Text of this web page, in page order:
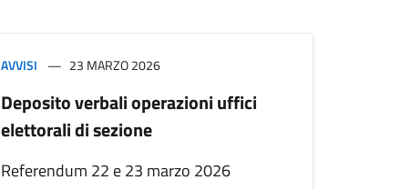
AVVISI 23 MARZO 2026
Deposito verbali operazioni uffici
elettorali di sezione
Referendum 22 e 23 marzo 2026